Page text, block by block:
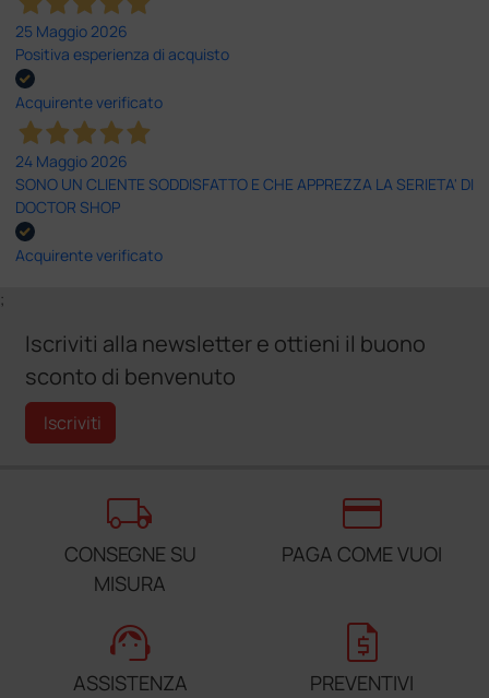
25 Maggio 2026
Positiva esperienza di acquisto
Acquirente verificato
24 Maggio 2026
SONO UN CLIENTE SODDISFATTO E CHE APPREZZA LA SERIETA' DI
DOCTOR SHOP
Acquirente verificato
;
Iscriviti alla newsletter e ottieni il buono
sconto di benvenuto
Iscriviti
local_shipping
CONSEGNE SU
MISURA
credit_card
PAGA COME VUOI
support_agent
ASSISTENZA
request_quote
PREVENTIVI